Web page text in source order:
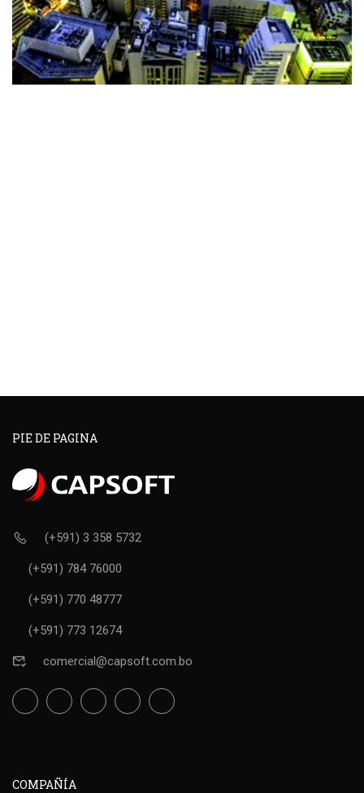
PIE DE PAGINA
(+591) 3 358 5732
(+591) 784 76000
(+591) 770 48777
(+591) 773 12674
comercial@capsoft.com.bo
COMPAÑÍA